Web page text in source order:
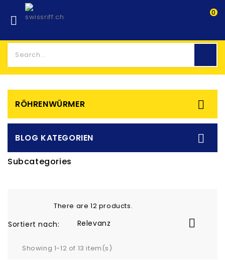

0
RÖHRENWÜRMER 
BLOG KATEGORIEN 
Subcategories
There are 12 products.
Sortiert nach: Relevanz 
Showing 1-12 of 13 item(s)